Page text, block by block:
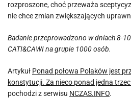
rozproszone, choć przeważa
nie chce zmian zwiększających
Badanie przeprowadzono w dniach 8-
CATI&CAWI na grupie 1000 osób.
Artykuł Ponad połowa Polaków jest
konstytucji. Za nieco ponad jedna
pochodzi z serwisu NCZAS.INFO.